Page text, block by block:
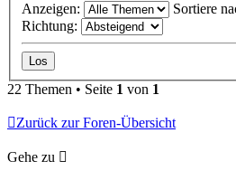
Anzeigen:
Sortiere
Richtung:
22 Themen • Seite 1 von 1
Zurück zur Foren-Übersicht
Gehe zu